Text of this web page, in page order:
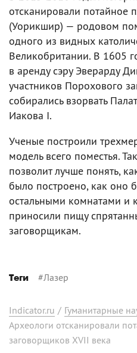
отсканировали потайное
(Уорикшир) — родовом
одного из видных
Великобритании. В 1605
в аренду сэру Эверарду
участников Порохового
собирались взорвать
Иакова I.
Ученые построили
модель всего поместья.
позволит лучше понять,
было построено, как оно
остальными комнатами и
приносили пищу
заговорщикам.
Теги #Лазер
Indicator.ru / Гуманитарные
Археологи отсканировали
заговорщиков XVII века